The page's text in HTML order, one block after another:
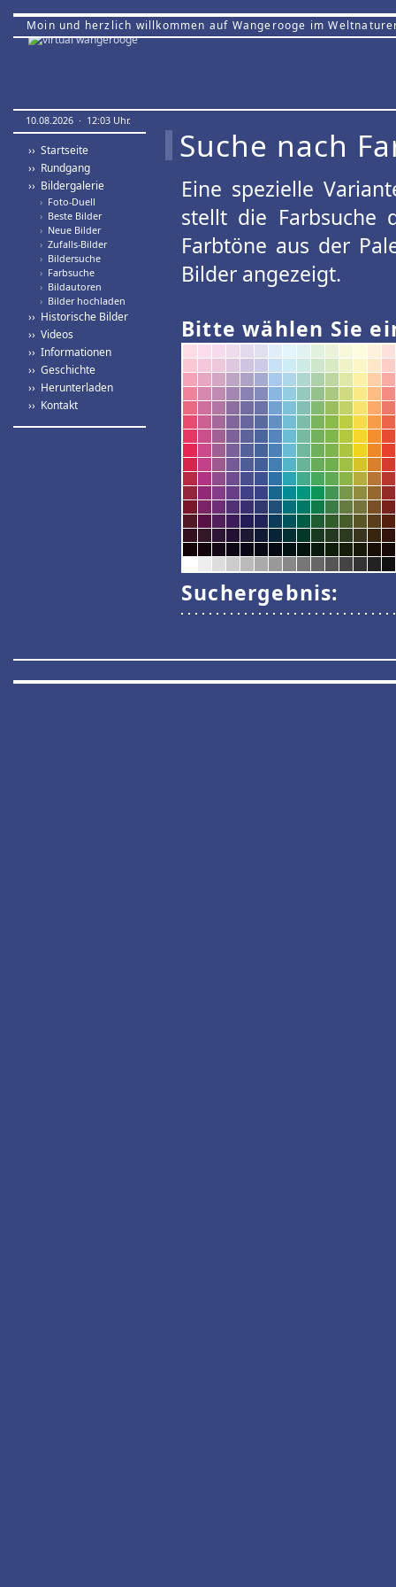
Moin und herzlich willkommen auf Wangerooge im
10.08.2026 · 12:03 Uhr.
›› Startseite
›› Rundgang
›› Bildergalerie
› Foto-Duell
› Beste Bilder
› Neue Bilder
› Zufalls-Bilder
› Bildersuche
› Farbsuche
› Bildautoren
› Bilder hochladen
›› Historische Bilder
›› Videos
›› Informationen
›› Geschichte
›› Herunterladen
›› Kontakt
Suche nach
Eine spezielle
stellt die Farbsuche
Farbtöne aus der
Bilder angezeigt.
Bitte wählen Sie
Suchergebnis: